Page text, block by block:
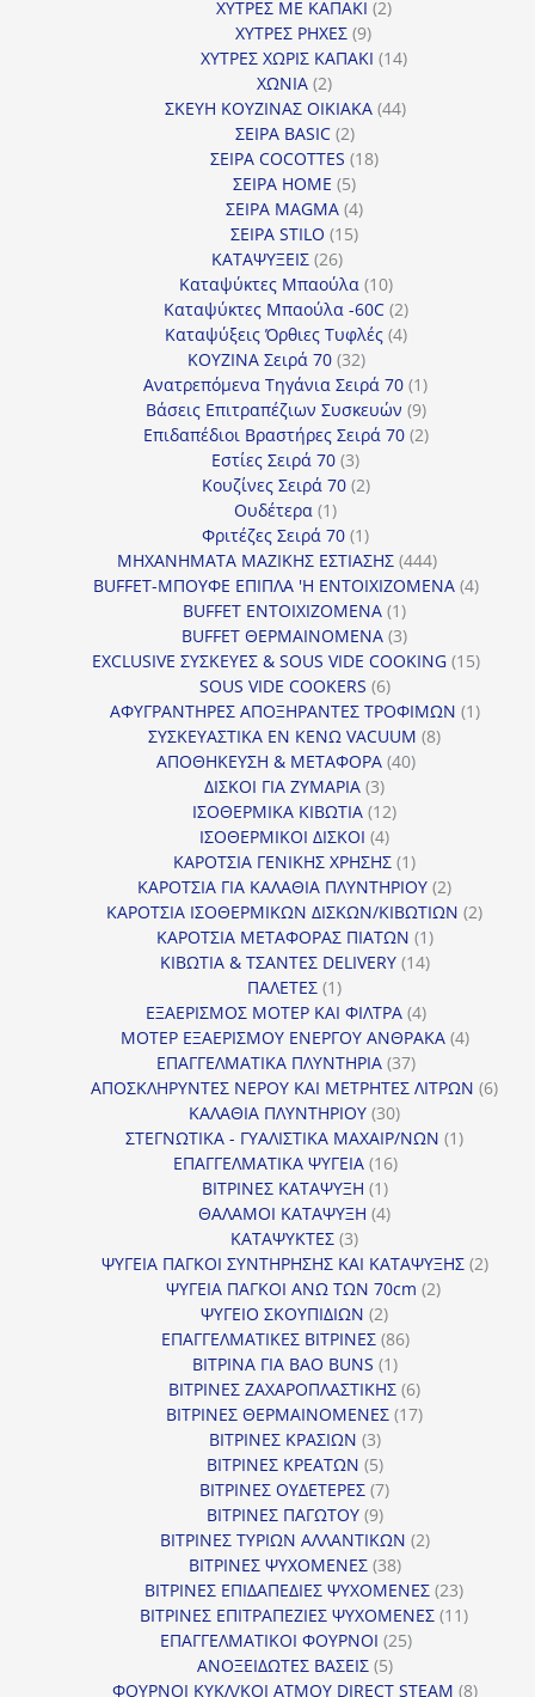
προϊόντα
ΧΥΤΡΕΣ ΜΕ ΚΑΠΑΚΙ 22
ΧΥΤΡΕΣ ΡΗΧΕΣ 99
προϊόντα
ΧΥΤΡΕΣ ΧΩΡΙΣ ΚΑΠΑΚΙ 1414
ΧΩΝΙΑ 22
προϊόντα
ΣΚΕΥΗ ΚΟΥΖΙΝΑΣ ΟΙΚΙΑΚΑ 4444
ΣΕΙΡΑ BASIC 22
προϊόντα
ΣΕΙΡΑ COCOTTES 1818
ΣΕΙΡΑ HOME 55
προϊόντα
ΣΕΙΡΑ MAGMA 44
προϊόντα
ΣΕΙΡΑ STILO 1515
ΚΑΤΑΨΥΞΕΙΣ 2626
προϊόντα
Καταψύκτες Μπαούλα 1010
προϊόντα
Καταψύκτες Μπαούλα -60C 22
προϊόντα
Καταψύξεις Όρθιες Τυφλές 44
ΚΟΥΖΙΝΑ Σειρά 70 3232
προϊόντα
Ανατρεπόμενα Τηγάνια Σειρά 70 11
προϊόν
Βάσεις Επιτραπέζιων Συσκευών 99
προϊόντα
Επιδαπέδιοι Βραστήρες Σειρά 70 22
Εστίες Σειρά 70 33
προϊόντα
Κουζίνες Σειρά 70 22
Ουδέτερα 11
προϊόν
Φριτέζες Σειρά 70 11
προϊόν
ΜΗΧΑΝΗΜΑΤΑ ΜΑΖΙΚΗΣ ΕΣΤΙΑΣΗΣ 444444
προϊόντα
BUFFET-ΜΠΟΥΦΕ ΕΠΙΠΛΑ 'Η ΕΝΤΟΙΧΙΖΟΜΕΝΑ 44
BUFFET ΕΝΤΟΙΧΙΖΟΜΕΝΑ 11
προϊόν
BUFFET ΘΕΡΜΑΙΝΟΜΕΝΑ 33
προϊόντα
EXCLUSIVE ΣΥΣΚΕΥΕΣ & SOUS VIDE COOKING 1515
SOUS VIDE COOKERS 66
προϊόντα
ΑΦΥΓΡΑΝΤΗΡΕΣ ΑΠΟΞΗΡΑΝΤΕΣ ΤΡΟΦΙΜΩΝ 11
ΣΥΣΚΕΥΑΣΤΙΚΑ ΕΝ ΚΕΝΩ VACUUM 88
ΑΠΟΘΗΚΕΥΣΗ & ΜΕΤΑΦΟΡΑ 4040
ΔΙΣΚΟΙ ΓΙΑ ΖΥΜΑΡΙΑ 33
προϊόντα
ΙΣΟΘΕΡΜΙΚΑ ΚΙΒΩΤΙΑ 1212
ΙΣΟΘΕΡΜΙΚΟΙ ΔΙΣΚΟΙ 44
προϊόντα
ΚΑΡΟΤΣΙΑ ΓΕΝΙΚΗΣ ΧΡΗΣΗΣ 11
προϊόν
ΚΑΡΟΤΣΙΑ ΓΙΑ ΚΑΛΑΘΙΑ ΠΛΥΝΤΗΡΙΟΥ 22
προϊόντα
ΚΑΡΟΤΣΙΑ ΙΣΟΘΕΡΜΙΚΩΝ ΔΙΣΚΩΝ/ΚΙΒΩΤΙΩΝ 22
ΚΑΡΟΤΣΙΑ ΜΕΤΑΦΟΡΑΣ ΠΙΑΤΩΝ 11
προϊόν
ΚΙΒΩΤΙΑ & ΤΣΑΝΤΕΣ DELIVERY 1414
ΠΑΛΕΤΕΣ 11
προϊόν
ΕΞΑΕΡΙΣΜΟΣ ΜΟΤΕΡ ΚΑΙ ΦΙΛΤΡΑ 44
προϊόντα
ΜΟΤΕΡ ΕΞΑΕΡΙΣΜΟΥ ΕΝΕΡΓΟΥ ΑΝΘΡΑΚΑ 44
ΕΠΑΓΓΕΛΜΑΤΙΚΑ ΠΛΥΝΤΗΡΙΑ 3737
προϊόντα
ΑΠΟΣΚΛΗΡΥΝΤΕΣ ΝΕΡΟΥ ΚΑΙ ΜΕΤΡΗΤΕΣ ΛΙΤΡΩΝ 66
ΚΑΛΑΘΙΑ ΠΛΥΝΤΗΡΙΟΥ 3030
προϊόντα
ΣΤΕΓΝΩΤΙΚΑ - ΓΥΑΛΙΣΤΙΚΑ ΜΑΧΑΙΡ/ΝΩΝ 11
ΕΠΑΓΓΕΛΜΑΤΙΚΑ ΨΥΓΕΙΑ 1616
ΒΙΤΡΙΝΕΣ ΚΑΤΑΨΥΞΗ 11
προϊόν
ΘΑΛΑΜΟΙ ΚΑΤΑΨΥΞΗ 44
ΚΑΤΑΨΥΚΤΕΣ 33
προϊόντα
ΨΥΓΕΙΑ ΠΑΓΚΟΙ ΣΥΝΤΗΡΗΣΗΣ ΚΑΙ ΚΑΤΑΨΥΞΗΣ 22
ΨΥΓΕΙΑ ΠΑΓΚΟΙ ΑΝΩ ΤΩΝ 70cm 22
ΨΥΓΕΙΟ ΣΚΟΥΠΙΔΙΩΝ 22
προϊόντα
ΕΠΑΓΓΕΛΜΑΤΙΚΕΣ ΒΙΤΡΙΝΕΣ 8686
ΒΙΤΡΙΝΑ ΓΙΑ BAO BUNS 11
προϊόν
ΒΙΤΡΙΝΕΣ ΖΑΧΑΡΟΠΛΑΣΤΙΚΗΣ 66
προϊόντα
ΒΙΤΡΙΝΕΣ ΘΕΡΜΑΙΝΟΜΕΝΕΣ 1717
ΒΙΤΡΙΝΕΣ ΚΡΑΣΙΩΝ 33
προϊόντα
ΒΙΤΡΙΝΕΣ ΚΡΕΑΤΩΝ 55
προϊόντα
ΒΙΤΡΙΝΕΣ ΟΥΔΕΤΕΡΕΣ 77
ΒΙΤΡΙΝΕΣ ΠΑΓΩΤΟΥ 99
προϊόντα
ΒΙΤΡΙΝΕΣ ΤΥΡΙΩΝ ΑΛΛΑΝΤΙΚΩΝ 22
ΒΙΤΡΙΝΕΣ ΨΥΧΟΜΕΝΕΣ 3838
προϊόντα
ΒΙΤΡΙΝΕΣ ΕΠΙΔΑΠΕΔΙΕΣ ΨΥΧΟΜΕΝΕΣ 2323
προϊόντα
ΒΙΤΡΙΝΕΣ ΕΠΙΤΡΑΠΕΖΙΕΣ ΨΥΧΟΜΕΝΕΣ 1111
ΕΠΑΓΓΕΛΜΑΤΙΚΟΙ ΦΟΥΡΝΟΙ 2525
ΑΝΟΞΕΙΔΩΤΕΣ ΒΑΣΕΙΣ 55
προϊόντα
ΦΟΥΡΝΟΙ ΚΥΚΛ/ΚΟΙ ΑΤΜΟΥ DIRECT STEAM 88